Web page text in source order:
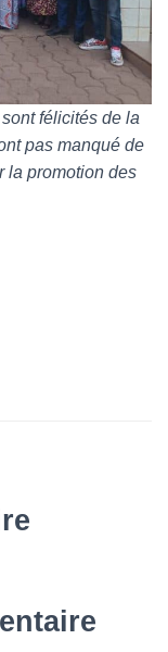
félicités de la
pas manqué de
la promotion des